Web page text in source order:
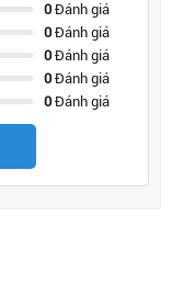
0Đánh giá
0Đánh giá
0Đánh giá
0Đánh giá
0Đánh giá